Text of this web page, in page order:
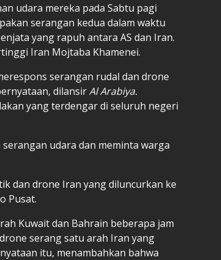
udara mereka pada Sabtu pagi
serangan kedua dalam waktu
yang rapuh antara AS dan Iran.
Iran Mojtaba Khamenei.
serangan rudal dan drone
dilansirAl Arabiya.
yang terdengar di seluruh negeri
udara dan meminta warga
dan drone Iran yang diluncurkan ke
Pusat.
Kuwait dan Bahrain beberapa jam
serang satu arah Iran yang
itu, menambahkan bahwa